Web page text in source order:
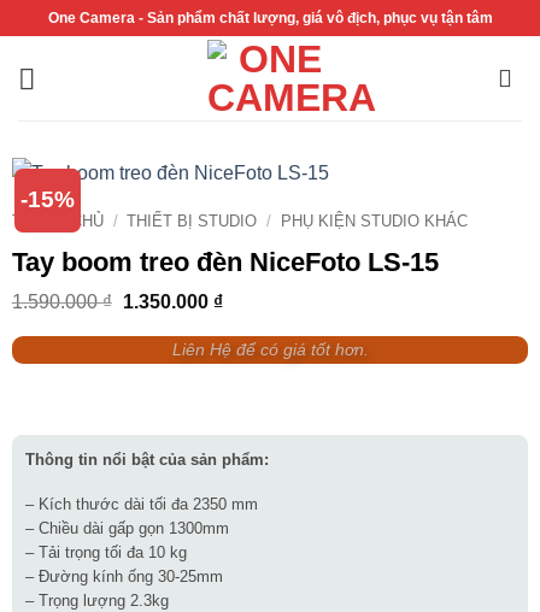
nội
One Camera - Sản phẩm chất lượng, giá vô địch, phục vụ tận tâm
-15%
TRANG CHỦ / THIẾT BỊ STUDIO / PHỤ KIỆN STUDIO KHÁC
Tay boom treo đèn NiceFoto LS-15
1.590.000₫
Giá
là:
1.590.000 ₫.
1.350.000 ₫Giá
tại
là:
Liên Hệ để có giá tốt hơn.
Thông tin nổi bật của sản phẩm:
– Kích thước dài tối đa 2350 mm
– Chiều dài gấp gọn 1300mm
– Tải trọng tối đa 10 kg
– Đường kính ống 30-25mm
– Trọng lượng 2.3kg